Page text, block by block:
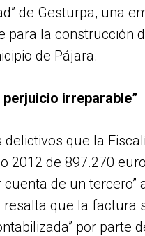
de Gesturpa, una
para la construcción
de Pájara.
perjuicio irreparable”
que la
2012 de 897.270
de un tercero”
resalta que la factura
por parte